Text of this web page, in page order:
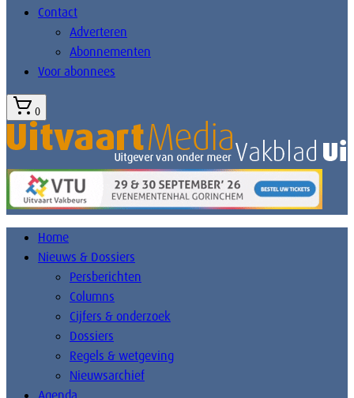
Contact
Adverteren
Abonnementen
Voor abonnees
0
Home
Nieuws & Dossiers
Persberichten
Columns
Cijfers & onderzoek
Dossiers
Regels & wetgeving
Nieuwsarchief